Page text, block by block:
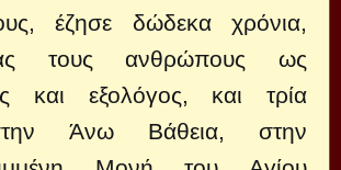
έζησε δώδεκα χρόνια,
τους ανθρώπους ως
και εξολόγος, και τρία
Άνω Βάθεια, στην